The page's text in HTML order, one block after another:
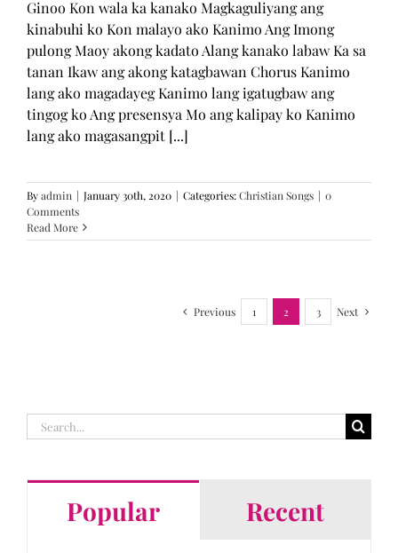
Ginoo Kon wala ka kanako Magkaguliyang ang
kinabuhi ko Kon malayo ako Kanimo Ang Imong
pulong Maoy akong kadato Alang kanako labaw Ka sa
tanan Ikaw ang akong katagbawan Chorus Kanimo
lang ako magadayeg Kanimo lang igatugbaw ang
tingog ko Ang presensya Mo ang kalipay ko Kanimo
lang ako magasangpit [...]
Byadmin | January 30th, 2020 | Categories:Christian Songs | 0
Comments
Read More
Previous 1 2 3 Next
Search
for:
Popular Recent